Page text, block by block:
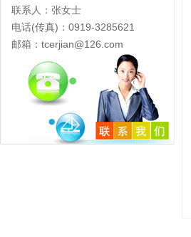
联系人：张女士
电话(传真)：0919-3285621
邮箱：tcerjian@126.com